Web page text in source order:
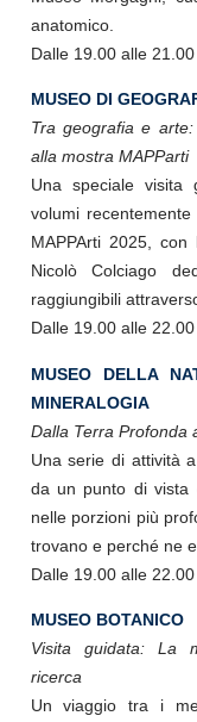
anatomico.
Dalle 19.00 alle 21.00
MUSEO DI
Tra geografia e
alla mostra MAPParti
Una speciale visita
volumi
MAPPArti 2025,
Nicolò Colciago
raggiungibili
Dalle 19.00 alle 22.00
MUSEO DELLA
MINERALOGIA
Dalla Terra Profonda
Una serie di attività
da un punto di vista
nelle porzioni più
trovano e perché ne
Dalle 19.00 alle 22.00
MUSEO BOTANICO
Visita guidata: La
ricerca
Un viaggio tra i